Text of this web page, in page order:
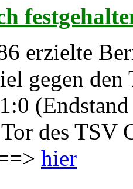
erzielte
gegen
des TSV
hier